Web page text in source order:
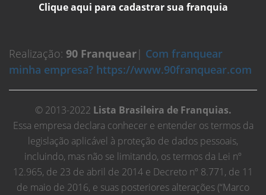
Clique aqui para cadastrar sua franquia
Realização: 90 Franquear| Com franquear
minha empresa? https://www.90franquear.com
© 2013-2022 Lista Brasileira de Franquias.
Essa empresa declara conhecer e entender os termos da
legislação aplicável à proteção de dados pessoais,
incluindo, mas não se limitando, os termos da Lei nº
12.965, de 23 de abril de 2014 e Decreto nº 8.771, de 11
de maio de 2016, e suas posteriores alterações (“Marco